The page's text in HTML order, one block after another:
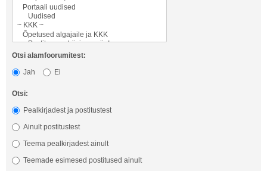
Otsi alamfoorumitest:
Jah
Ei
Otsi:
Pealkirjadest ja postitustest
Ainult postitustest
Teema pealkirjadest ainult
Teemade esimesed postitused ainult